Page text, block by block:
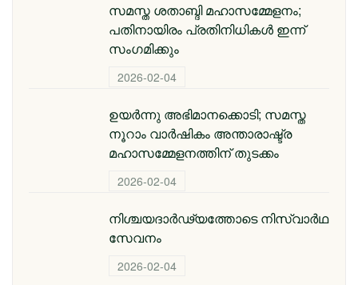
സമസ്ത ശതാബ്ദി മഹാസമ്മേളനം;
പതിനായിരം പ്രതിനിധികൾ ഇന്ന്
സംഗമിക്കും
2026-02-04
ഉയർന്നു അഭിമാനക്കൊടി; സമസ്ത
നൂറാം വാർഷികം അന്താരാഷ്ട്ര
മഹാസമ്മേളനത്തിന് തുടക്കം
2026-02-04
നിശ്ചയദാർഢ്യത്തോടെ നിസ്വാർഥ
സേവനം
2026-02-04